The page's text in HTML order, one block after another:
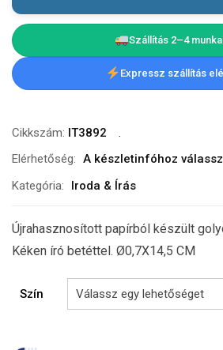
Szállítás 2–4
Expressz szállítás
Cikkszám: IT3892
Elérhetőség: A készletinfóhoz
Kategória:
Iroda & Írás
Újrahasznosított papírból készült
Kéken író betéttel. Ø0,7X14,5 CM
Szín